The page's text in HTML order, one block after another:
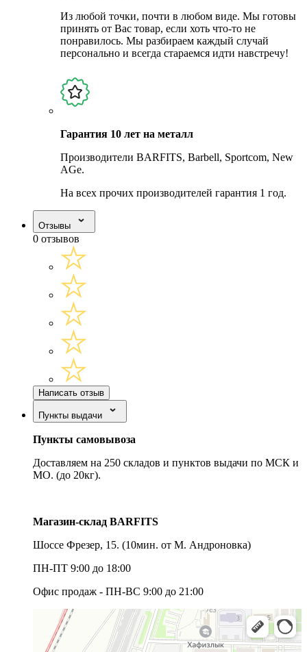
Из любой точки, почти в любом виде. Мы готовы
принять от Вас товар, если хоть что-то не
понравилось. Мы разбираем каждый случай
персонально и всегда стараемся идти навстречу!
Гарантия 10 лет на металл
Производители BARFITS, Barbell, Sportcom, New
AGe.
На всех прочих производителей гарантия 1 год.
Отзывы
0 отзывов
Написать отзыв
Пункты выдачи
Пункты самовывоза
Доставляем на 250 складов и пунктов выдачи по МСК и
МО. (до 20кг).
Магазин-склад BARFITS
Шоссе Фрезер, 15. (10мин. от М. Андроновка)
ПН-ПТ 9:00 до 18:00
Офис продаж - ПН-ВС 9:00 до 21:00